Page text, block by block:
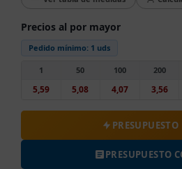
Precios al por mayor
Pedido mínimo: 1 uds
1
5,59
50
5,08
100
4,07
200
3,56
PRESUPUESTO